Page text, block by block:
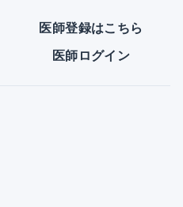
医師登録はこちら
医師ログイン